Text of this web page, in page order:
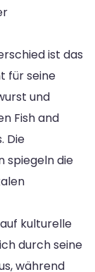
ist das
für seine
und
Fish and
Die
spiegeln die
kulturelle
durch seine
während